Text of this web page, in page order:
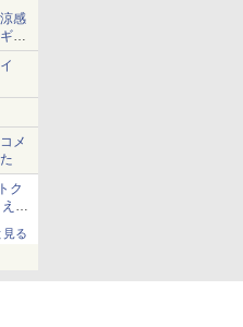
感
ア
メ
ク
き
見る